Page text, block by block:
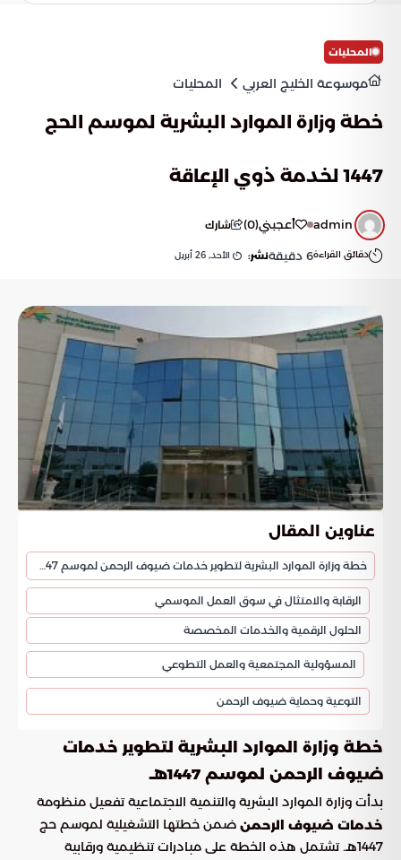
المحليات
موسوعة الخليج العربي المحليات
خطة وزارة الموارد البشرية لموسم الحج
1447 لخدمة ذوي الإعاقة
admin أعجبني(
0
) شارك
دقائق القراءة6 دقيقةنشر: الأحد, 26 أبريل
عناوين المقال
الرقابة والامتثال في سوق العمل الموسمي
الحلول الرقمية والخدمات المخصصة
المسؤولية المجتمعية والعمل التطوعي
التوعية وحماية ضيوف الرحمن
خطة وزارة الموارد البشرية لتطوير خدمات
ضيوف الرحمن لموسم 1447هـ
بدأت وزارة الموارد البشرية والتنمية الاجتماعية تفعيل منظومة
خدمات ضيوف الرحمن ضمن خطتها التشغيلية لموسم حج
1447هـ. تشتمل هذه الخطة على مبادرات تنظيمية ورقابية